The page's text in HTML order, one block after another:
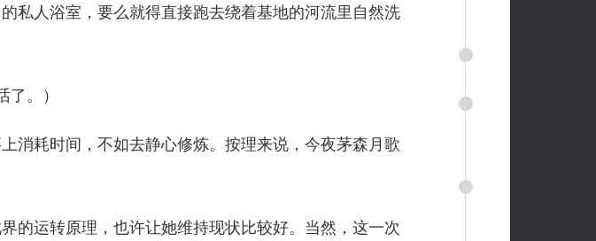
私人浴室，要么就得直接跑去绕着基地的河流里自然洗
。）
耗时间，不如去静心修炼。按理来说，今夜茅森月歌
运转原理，也许让她维持现状比较好。当然，这一次